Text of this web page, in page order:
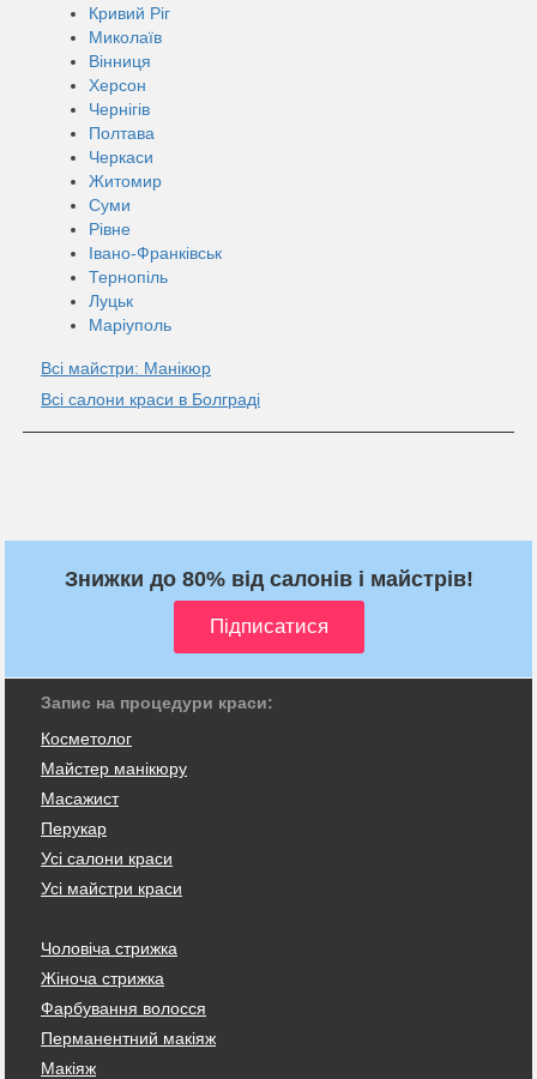
Кривий Ріг
Миколаїв
Вінниця
Херсон
Чернігів
Полтава
Черкаси
Житомир
Суми
Рівне
Івано-Франківськ
Тернопіль
Луцьк
Маріуполь
Всі майстри: Манікюр
Всі салони краси в Болграді
Знижки до 80% від салонів і майстрів!
Запис на процедури краси:
Косметолог
Майстер манікюру
Масажист
Перукар
Усі салони краси
Усі майстри краси
Чоловіча стрижка
Жіноча стрижка
Фарбування волосся
Перманентний макіяж
Макіяж